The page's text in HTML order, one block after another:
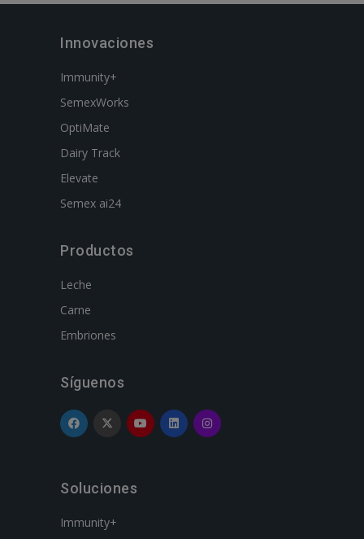
Innovaciones
Immunity+
SemexWorks
OptiMate
Dairy Track
Elevate
Semex ai24
Productos
Leche
Carne
Embriones
Síguenos
Soluciones
Immunity+